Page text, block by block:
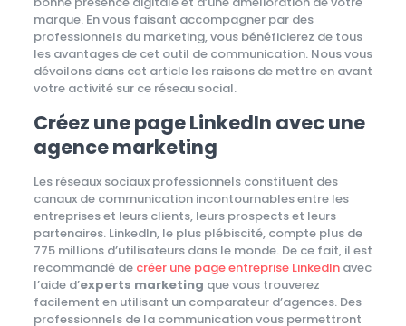
marque. En vous faisant accompagner par des
professionnels du marketing, vous bénéficierez de tous
les avantages de cet outil de communication. Nous vous
dévoilons dans cet article les raisons de mettre en avant
votre activité sur ce réseau social.
Créez une page LinkedIn avec une
agence marketing
Les réseaux sociaux professionnels constituent des
canaux de communication incontournables entre les
entreprises et leurs clients, leurs prospects et leurs
partenaires. LinkedIn, le plus plébiscité, compte plus de
775 millions d’utilisateurs dans le monde. De ce fait, il est
recommandé de créer une page entreprise LinkedInavec
l’aide d’experts marketing que vous trouverez
facilement en utilisant un comparateur d’agences. Des
professionnels de la communication vous permettront